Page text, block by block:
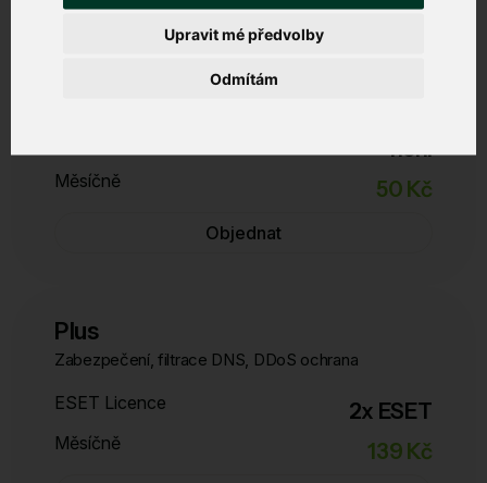
Odmítám
Upravit mé předvolby
není
Měsíčně 50 Kč
Objednat
Plus
Zabezpečení, filtrace DNS, DDoS ochrana
ESET Licence 2x ESET
Měsíčně 139 Kč